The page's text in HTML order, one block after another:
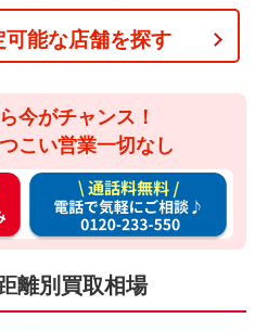
可能な店舗を探す
今がチャンス！
こい営業一切なし
通
料
無
料
離別買取相場